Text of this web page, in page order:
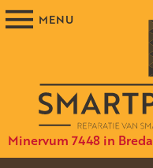
Minervum 7448 in Breda